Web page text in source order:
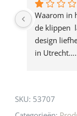
productWaarom in
de klippen
design
in
SKU: 53707